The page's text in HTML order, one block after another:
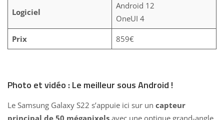
Logiciel
Android 12
OneUI 4
Prix 859€
Photo et vidéo : Le meilleur sous Android !
Le Samsung Galaxy S22 s’appuie ici sur un capteur